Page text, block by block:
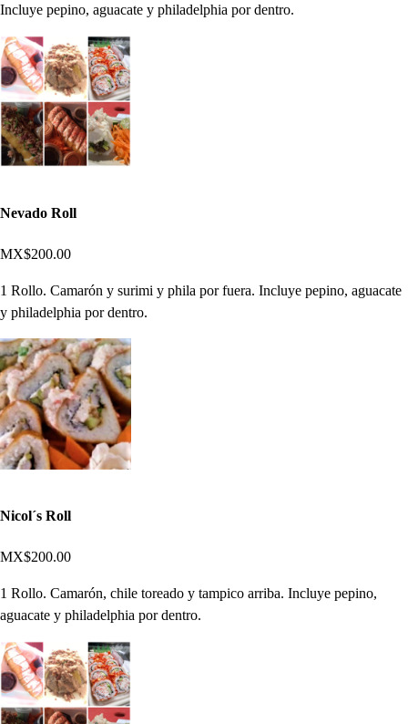
Incluye pepino, aguacate y philadelphia por dentro.
Nevado Roll
MX$200.00
1 Rollo. Camarón y surimi y phila por fuera. Incluye pepino, aguacate
y philadelphia por dentro.
Nicol´s Roll
MX$200.00
1 Rollo. Camarón, chile toreado y tampico arriba. Incluye pepino,
aguacate y philadelphia por dentro.